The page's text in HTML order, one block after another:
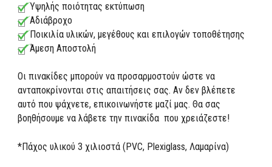
Υψηλής ποιότητας εκτύπωση
Αδιάβροχο
Ποικιλία υλικών, μεγέθους και επιλογών τοποθέτησης
Άμεση Αποστολή
Οι πινακίδες μπορούν να προσαρμοστούν ώστε να
ανταποκρίνονται στις απαιτήσεις σας. Αν δεν βλέπετε
αυτό που ψάχνετε, επικοινωνήστε μαζί μας. Θα σας
βοηθήσουμε να λάβετε την πινακίδα που χρειάζεστε!
*Πάχος υλικού 3 χιλιοστά (PVC, Plexiglass, Λαμαρίνα)